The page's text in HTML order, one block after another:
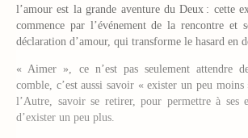
l’amour est la grande aventure du Deux : cette
commence par l’événement de la rencontre et
déclaration d’amour, qui transforme le hasard en
« Aimer », ce n’est pas seulement attendre
comble, c’est aussi savoir « exister un peu moins
l’Autre, savoir se retirer, pour permettre à ses
d’exister un peu plus.